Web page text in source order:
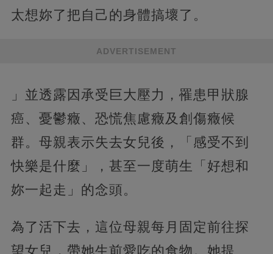
太想妳了把自己的身體搞壞了。
ADVERTISEMENT
」並透露因承受巨大壓力，罹患甲狀腺
癌、憂鬱癥、恐慌焦慮癥及創傷癥候
群。母親表示失去女兒後，「感受不到
快樂是什麼」，甚至一度萌生「好想和
妳一起走」的念頭。
為了活下去，這位母親每月固定前往探
望女兒，帶她生前愛吃的食物。她提